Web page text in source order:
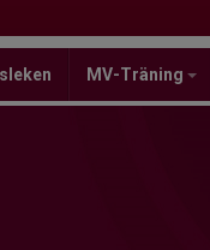
MV-Träning